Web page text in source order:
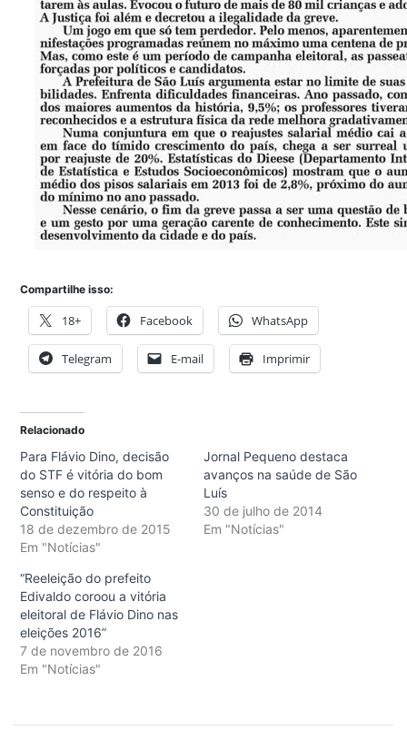
Compartilhe isso:
18+ Facebook WhatsApp
Telegram E-mail Imprimir
Relacionado
Para Flávio Dino, decisão
do STF é vitória do bom
senso e do respeito à
Constituição
18 de dezembro de 2015
Em "Notícias"
Jornal Pequeno destaca
avanços na saúde de São
Luís
30 de julho de 2014
Em "Notícias"
“Reeleição do prefeito
Edivaldo coroou a vitória
eleitoral de Flávio Dino nas
eleições 2016”
7 de novembro de 2016
Em "Notícias"